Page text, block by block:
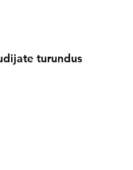
turundus